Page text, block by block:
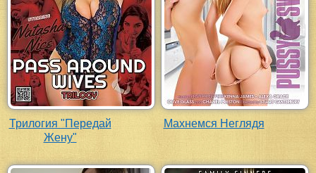
Трилогия "Передай
Жену"
Махнемся Неглядя